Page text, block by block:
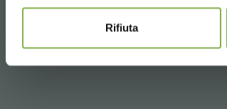
Rifiuta
Подборка